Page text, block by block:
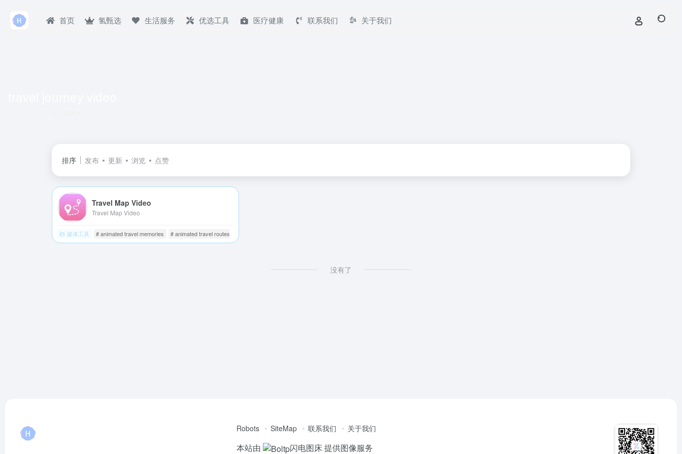
首页 氢甄选 生活服务 优选工具 医疗健康 联系我们 关于我们
排序 发布 更新 浏览 点赞
Travel Map Video
Travel Map Video
媒体工具 # animated travel memories # animated travel routes
没有了
Robots SiteMap 联系我们 关于我们
本站由 闪电图床提供图像服务